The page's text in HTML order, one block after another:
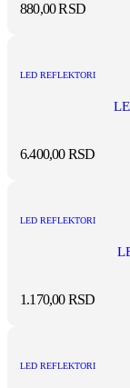
880,00RSD
LED REFLEKTORI
6.400,00RSD
LED REFLEKTORI
1.170,00RSD
LED REFLEKTORI